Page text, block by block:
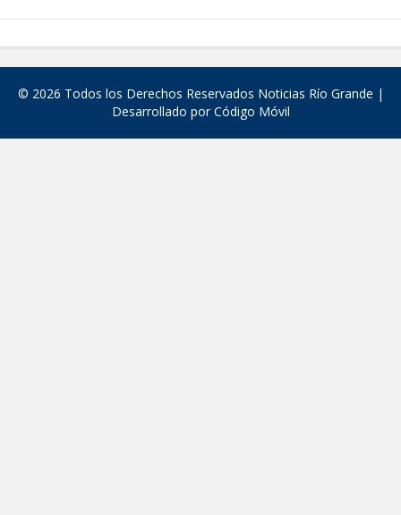
© 2026 Todos los Derechos Reservados Noticias Río Grande |
Desarrollado porCódigo Móvil